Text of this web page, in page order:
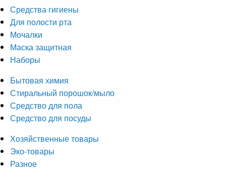
Средства гигиены
Для полости рта
Мочалки
Маска защитная
Наборы
Бытовая химия
Стиральный порошок/мыло
Средство для пола
Средство для посуды
Хозяйственные товары
Эко-товары
Разное